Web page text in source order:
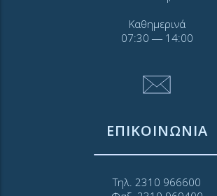
Καθημερινά
07:30 ― 14:00
ΕΠΙΚΟΙΝΩΝΙΑ
Τηλ. 2310 966600